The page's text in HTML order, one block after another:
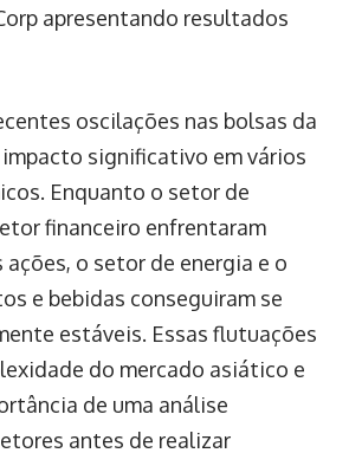
apresentando resultados
oscilações nas bolsas da
significativo em vários
Enquanto o setor de
financeiro enfrentaram
ações, o setor de energia e o
e bebidas conseguiram se
estáveis. Essas flutuações
do mercado asiático e
de uma análise
antes de realizar